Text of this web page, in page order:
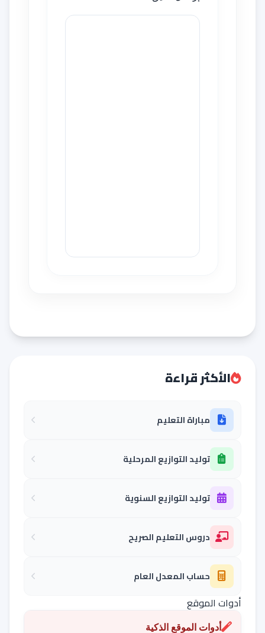
الأكثر قراءة
مباراة التعليم
توليد التوازيع المرحلية
توليد التوازيع السنوية
دروس التعليم الصريح
حساب المعدل العام
أدوات الموقع
أدوات الموقع الذكية